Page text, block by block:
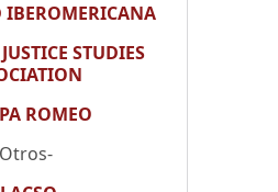
IBEROMERICANA
STUDIES
ROMEO